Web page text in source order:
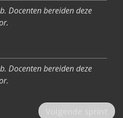
Docenten bereiden deze
Docenten bereiden deze